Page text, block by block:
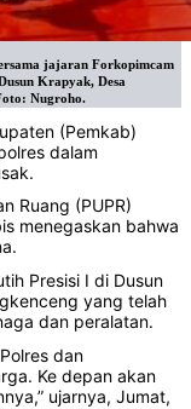
jajaran Forkopimcam
Krapyak, Desa
Nugroho.
(Pemkab)
dalam
Ruang (PUPR)
menegaskan bahwa
Presisi I di Dusun
yang telah
dan peralatan.
dan
Ke depan akan
ujarnya, Jumat,